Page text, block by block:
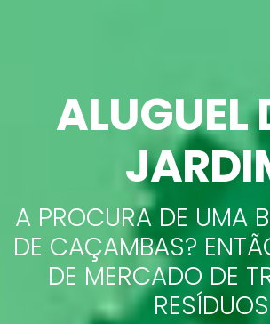
A PROCURA DE UMA
DE CAÇAMBAS?
DE MERCADO DE